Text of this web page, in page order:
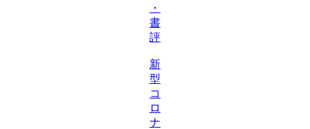
・
書
評
新
型
コ
ロ
ナ